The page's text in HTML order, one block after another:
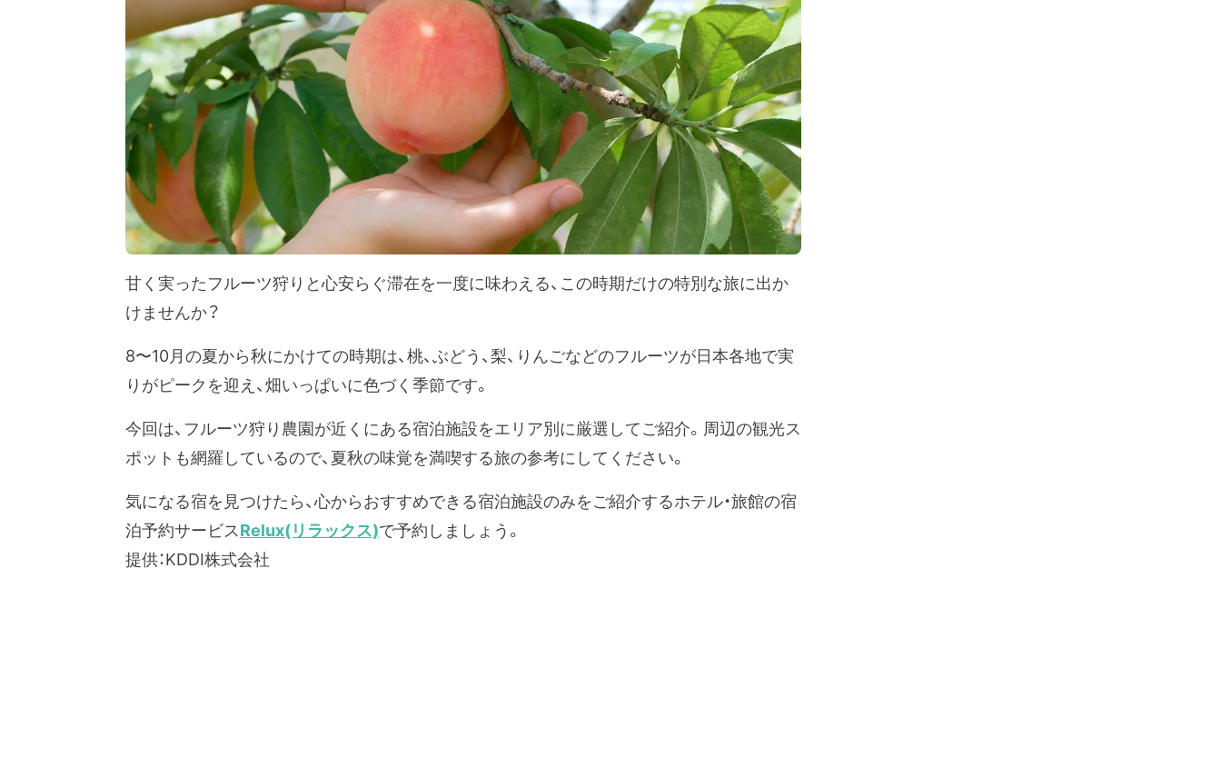
甘く実ったフルーツ狩りと心安らぐ滞在を一度に味わえる、この時期だけの特別な旅に出か
けませんか？
8〜10月の夏から秋にかけての時期は、桃、ぶどう、梨、りんごなどのフルーツが日本各地で実
りがピークを迎え、畑いっぱいに色づく季節です。
今回は、フルーツ狩り農園が近くにある宿泊施設をエリア別に厳選してご紹介。周辺の観光ス
ポットも網羅しているので、夏秋の味覚を満喫する旅の参考にしてください。
気になる宿を見つけたら、心からおすすめできる宿泊施設のみをご紹介するホテル・旅館の宿
泊予約サービスRelux(リラックス)で予約しましょう。
提供：KDDI株式会社